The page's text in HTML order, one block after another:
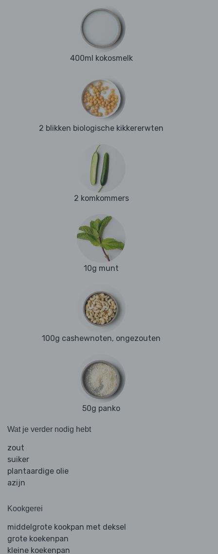
400ml kokosmelk
2 blikken biologische kikkererwten
2 komkommers
10g munt
100g cashewnoten, ongezouten
50g panko
Wat je verder nodig hebt
zout
suiker
plantaardige olie
azijn
Kookgerei
middelgrote kookpan met deksel
grote koekenpan
kleine koekenpan